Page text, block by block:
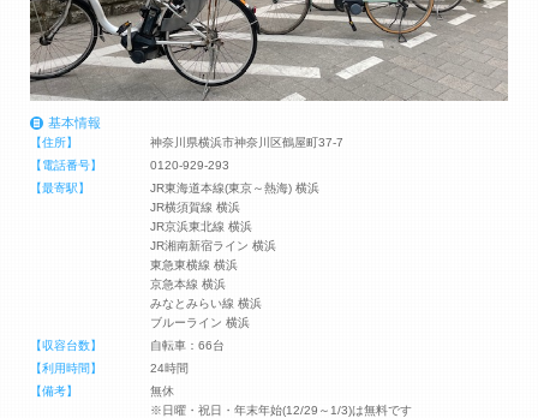
基本情報
【住所】
神奈川県横浜市神奈川区鶴屋町37-7
【電話番号】
0120-929-293
【最寄駅】
JR東海道本線(東京～熱海) 横浜
JR横須賀線 横浜
JR京浜東北線 横浜
JR湘南新宿ライン 横浜
東急東横線 横浜
京急本線 横浜
みなとみらい線 横浜
ブルーライン 横浜
【収容台数】
自転車：66台
【利用時間】
24時間
【備考】
無休
※日曜・祝日・年末年始(12/29～1/3)は無料です